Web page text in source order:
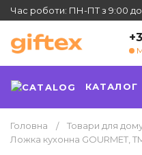
Час роботи: ПН-ПТ з 9:00 до
КАТАЛОГ
Головна
Товари для
Ложка кухонна GOURMET,